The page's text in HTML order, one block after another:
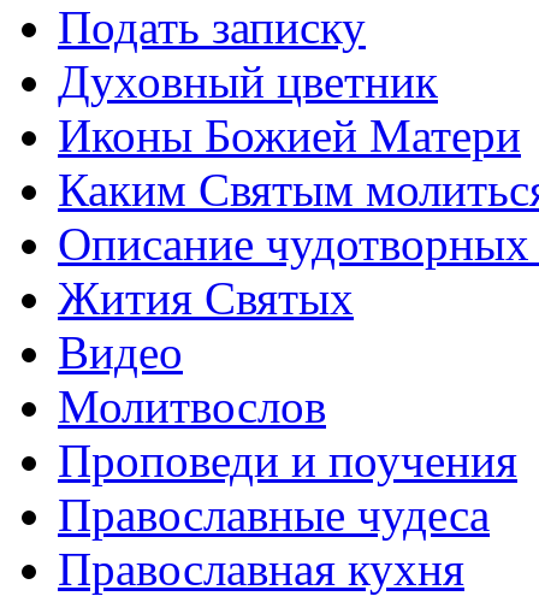
Подать записку
Духовный цветник
Иконы Божией Матери
Каким Святым
Описание
Жития Святых
Видео
Молитвослов
Проповеди и поучения
Православные чудеса
Православная кухня